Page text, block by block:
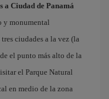
a Ciudad de Panamá
y monumental
ciudades a la vez (la
el punto más alto de la
el Parque Natural
en medio de la zona